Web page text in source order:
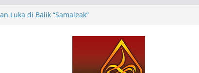
Luka di Balik “Samaleak”
Ungkapan Kritis Tentang Derita